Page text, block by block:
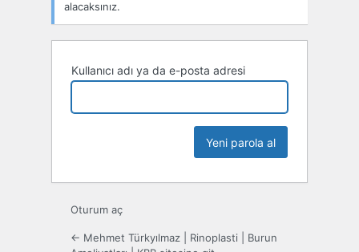
alacaksınız.
Kullanıcı adı ya da e-posta adresi
Oturum aç
← Mehmet Türkyılmaz | Rinoplasti | Burun